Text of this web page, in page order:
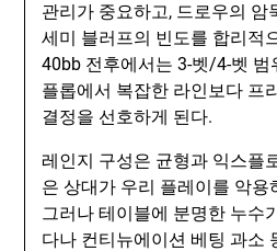
관리가 중요하고, 드로우의 암
세미 블러프의 빈도를 합리적
40bb 전후에서는 3-벳/4-벳 범
플롭에서 복잡한 라인보다 프
결정을 선호하게 된다.
레인지 구성은 균형과 익스플
은 상대가 우리 플레이를 악용
그러나 테이블에 분명한 누수
다나 컨티뉴에이션 베팅 과소